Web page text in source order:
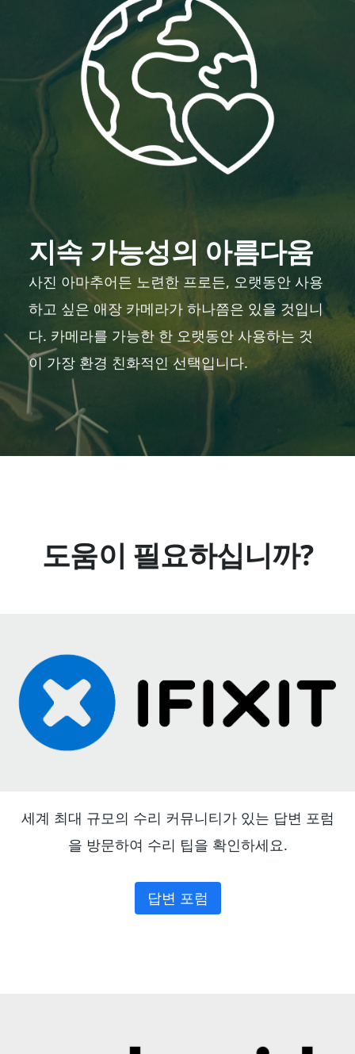
지속 가능성의 아름다움
사진 아마추어든 노련한 프로든, 오랫동안 사용
하고 싶은 애장 카메라가 하나쯤은 있을 것입니
다. 카메라를 가능한 한 오랫동안 사용하는 것
이 가장 환경 친화적인 선택입니다.
도움이 필요하십니까?
세계 최대 규모의 수리 커뮤니티가 있는 답변 포럼
을 방문하여 수리 팁을 확인하세요.
답변 포럼